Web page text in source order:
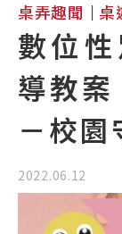
桌弄趣聞 桌
數位
導教
－校園
2022.06.12